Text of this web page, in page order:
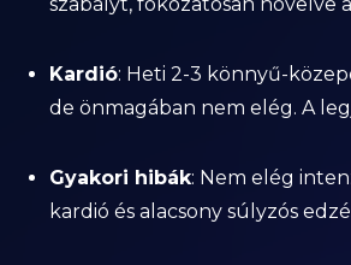
Kardió: Heti 2-3 könnyű-
de önmagában nem elég. A
Gyakori hibák: Nem elég
kardió és alacsony súlyzós